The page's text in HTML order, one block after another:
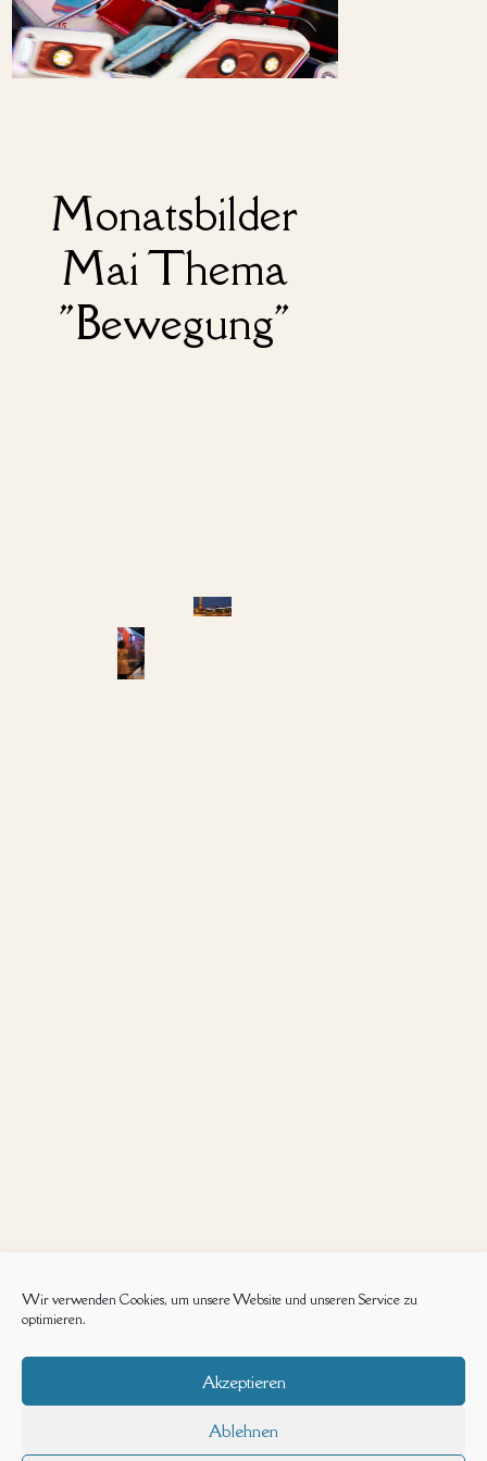
Wir verwenden Cookies, um unsere Website und unseren Service zu
optimieren.
Akzeptieren
Ablehnen
Monatsbilder
Mai Thema
"Bewegung"